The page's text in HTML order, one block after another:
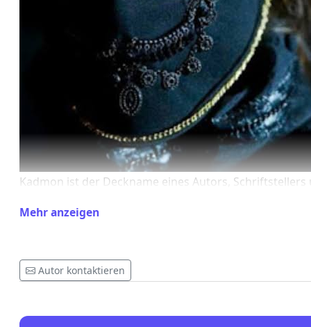
Kadmon ist der Deckname eines Autors, Schriftstellers
Esoterismus, Okkultismus, Religionsgeschichte,
und alternative Informationen, Zum ersten Mal online
2005.
Die New York Times erwähnte, dass sie einen Blog hat,
Mehr anzeigen
Autor kontaktieren